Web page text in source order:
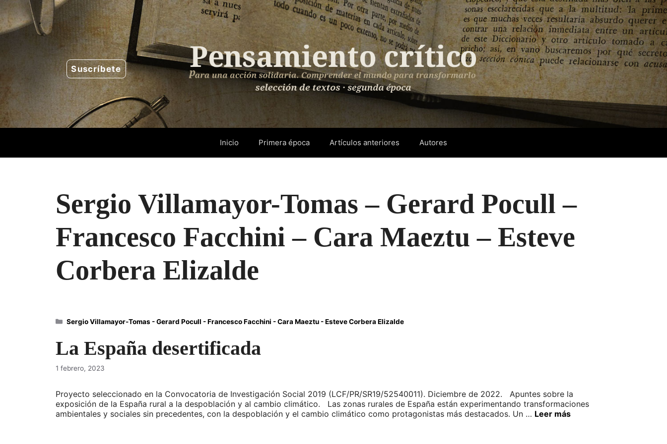
Saltar
al
contenido
Suscríbete
Inicio Primera época Artículos anteriores Autores
Sergio Villamayor-Tomas – Gerard Pocull –
Francesco Facchini – Cara Maeztu – Esteve
Corbera Elizalde
La España desertificada
1 febrero, 2023
Proyecto seleccionado en la Convocatoria de Investigación Social 2019 (LCF/PR/SR19/52540011). Diciembre de 2022. Apuntes sobre la
exposición de la España rural a la despoblación y al cambio climático. Las zonas rurales de España están experimentando transformaciones
ambientales y sociales sin precedentes, con la despoblación y el cambio climático como protagonistas más destacados. Un … Leer más
Categorías
Sergio Villamayor-Tomas - Gerard Pocull - Francesco Facchini - Cara Maeztu - Esteve Corbera Elizalde